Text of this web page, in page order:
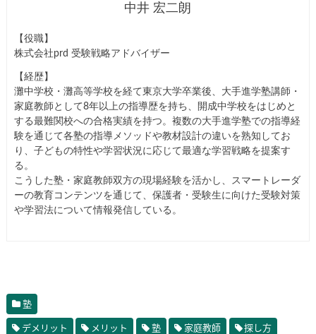
中井 宏二朗
【役職】
株式会社prd 受験戦略アドバイザー
【経歴】
灘中学校・灘高等学校を経て東京大学卒業後、大手進学塾講師・
家庭教師として8年以上の指導歴を持ち、開成中学校をはじめと
する最難関校への合格実績を持つ。複数の大手進学塾での指導経
験を通じて各塾の指導メソッドや教材設計の違いを熟知してお
り、子どもの特性や学習状況に応じて最適な学習戦略を提案す
る。
こうした塾・家庭教師双方の現場経験を活かし、スマートレーダ
ーの教育コンテンツを通じて、保護者・受験生に向けた受験対策
や学習法について情報発信している。
塾
デメリット メリット 塾 家庭教師 探し方